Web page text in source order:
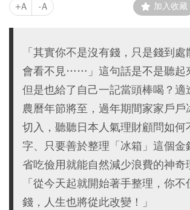
+A -A 加入收藏
「其實你不是沒有錢，只是錢到
會看不見……」這句話是不是聽起
但是也給了自己一記當頭棒喝？適
農曆年節將至，過年期間家家戶戶
切入，聽聽日本人氣理財顧問如何
字、只要善於整理「冰箱」這個金
省吃儉用就能自然減少浪費的神奇
「從今天起就開始著手整理，你
錢，人生也將從此改變！」